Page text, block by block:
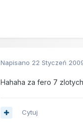
Napisano 22 Styczeń
Hahaha za fero 7
Cytuj